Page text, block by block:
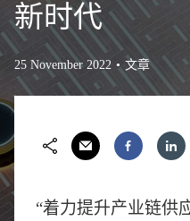
新时代
25 November 2022 文章
“着力提升产业链供